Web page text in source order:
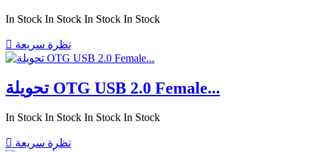
In Stock In Stock In Stock In Stock
 نظرة سريعة
تحويلة OTG USB 2.0 Female...
In Stock In Stock In Stock In Stock
 نظرة سريعة